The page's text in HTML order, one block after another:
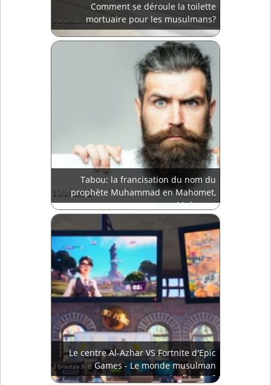
Comment se déroule la toilette
mortuaire pour les musulmans?
Tabou: la francisation du nom du
prophète Muhammad en Mahomet,
Muhamat
Le centre Al-Azhar VS Fortnite d'Epic
Games - Le monde musulman
s'enflamme?